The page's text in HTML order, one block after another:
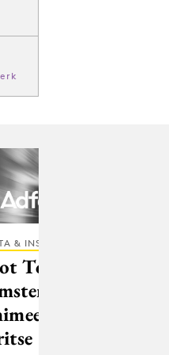
& INSIGHTS
To Scale